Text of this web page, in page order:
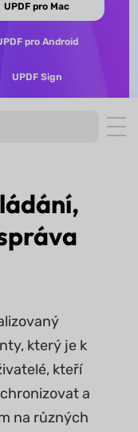
UPDF pro Mac
pro Android
UPDF Sign
který je k
kteří
a
na různých